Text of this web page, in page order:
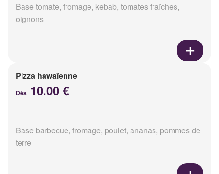
Base tomate, fromage, kebab, tomates fraîches,
oignons
Pizza hawaïenne
Dès 10.00 €
Base barbecue, fromage, poulet, ananas, pommes de
terre